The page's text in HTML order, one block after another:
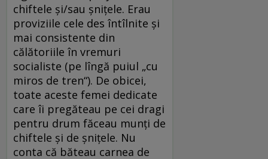
chiftele și/sau șnițele. Erau
proviziile cele des întîlnite și
mai consistente din
călătoriile în vremuri
socialiste (pe lîngă puiul „cu
miros de tren“). De obicei,
toate aceste femei dedicate
care îi pregăteau pe cei dragi
pentru drum făceau munți de
chiftele și de șnițele. Nu
conta că băteau carnea de